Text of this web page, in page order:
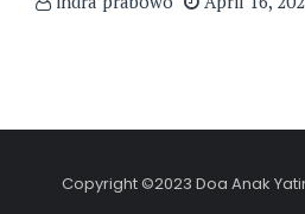
Copyright ©2023 Doa Anak